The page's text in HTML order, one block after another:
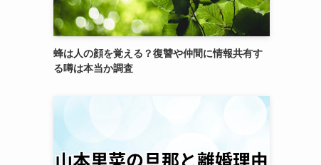
蜂は人の顔を覚える？復讐や仲間に情報共有す
る噂は本当か調査